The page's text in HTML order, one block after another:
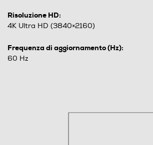
Risoluzione HD:
4K Ultra HD (3840×2160)
Frequenza di aggiornamento (Hz):
60 Hz